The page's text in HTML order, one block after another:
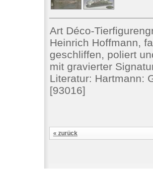
Art Déco-
Heinrich Hoffmann,
geschliffen, poliert
mit gravierter
Literatur: Hartmann:
[93016]
« zurück